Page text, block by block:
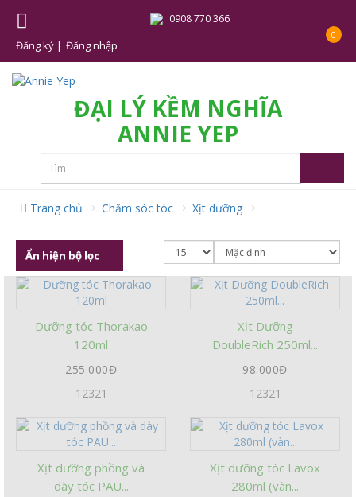
0908 770 366
Đăng ký | Đăng nhập
0
ĐẠI LÝ KỀM NGHĨA
ANNIE YEP
Trang chủ Chăm sóc tóc Xịt dưỡng
Ẩn hiện bộ lọc
Dưỡng tóc Thorakao
120ml
255.000Đ
12321
Xịt Dưỡng
DoubleRich 250ml...
98.000Đ
12321
Xịt dưỡng phồng và
dày tóc PAU...
Xịt dưỡng tóc Lavox
280ml (vàn...